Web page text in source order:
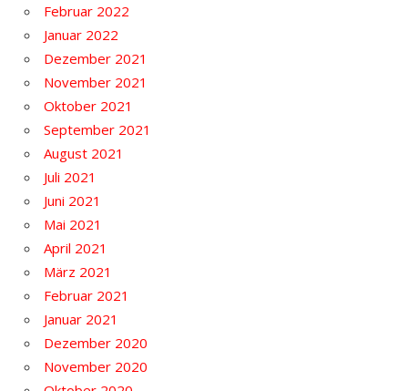
Februar 2022
Januar 2022
Dezember 2021
November 2021
Oktober 2021
September 2021
August 2021
Juli 2021
Juni 2021
Mai 2021
April 2021
März 2021
Februar 2021
Januar 2021
Dezember 2020
November 2020